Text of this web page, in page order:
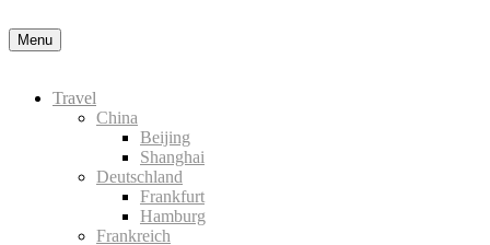
Menu
Travel
China
Beijing
Shanghai
Deutschland
Frankfurt
Hamburg
Frankreich
Datenschutzerklärung